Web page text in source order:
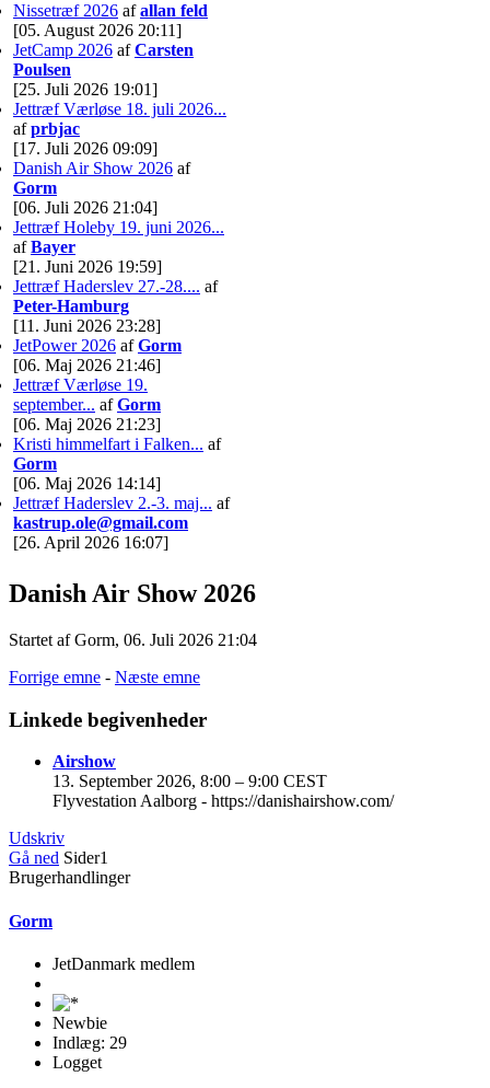
Nissetræf 2026 afallan feld
[05. August 2026 20:11]
JetCamp 2026 afCarsten
Poulsen
[25. Juli 2026 19:01]
Jettræf Værløse 18. juli 2026...
afprbjac
[17. Juli 2026 09:09]
Danish Air Show 2026 af
Gorm
[06. Juli 2026 21:04]
Jettræf Holeby 19. juni 2026...
afBayer
[21. Juni 2026 19:59]
Jettræf Haderslev 27.-28.... af
Peter-Hamburg
[11. Juni 2026 23:28]
JetPower 2026 afGorm
[06. Maj 2026 21:46]
Jettræf Værløse 19.
september... afGorm
[06. Maj 2026 21:23]
Kristi himmelfart i Falken... af
Gorm
[06. Maj 2026 14:14]
Jettræf Haderslev 2.-3. maj... af
kastrup.ole@gmail.com
[26. April 2026 16:07]
Danish Air Show 2026
Startet af Gorm, 06. Juli 2026 21:04
Forrige emne - Næste emne
Linkede begivenheder
Airshow
13. September 2026, 8:00 – 9:00 CEST
Flyvestation Aalborg - https://danishairshow.com/
Udskriv
Gå ned Sider1
Brugerhandlinger
Gorm
JetDanmark medlem
Newbie
Indlæg: 29
Logget